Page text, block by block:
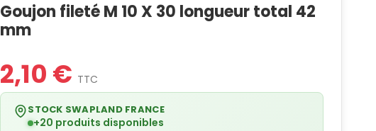
Goujon fileté M 10 X 30 longueur total 42
mm
2,10 € TTC
STOCK SWAPLAND FRANCE
+20 produits disponibles